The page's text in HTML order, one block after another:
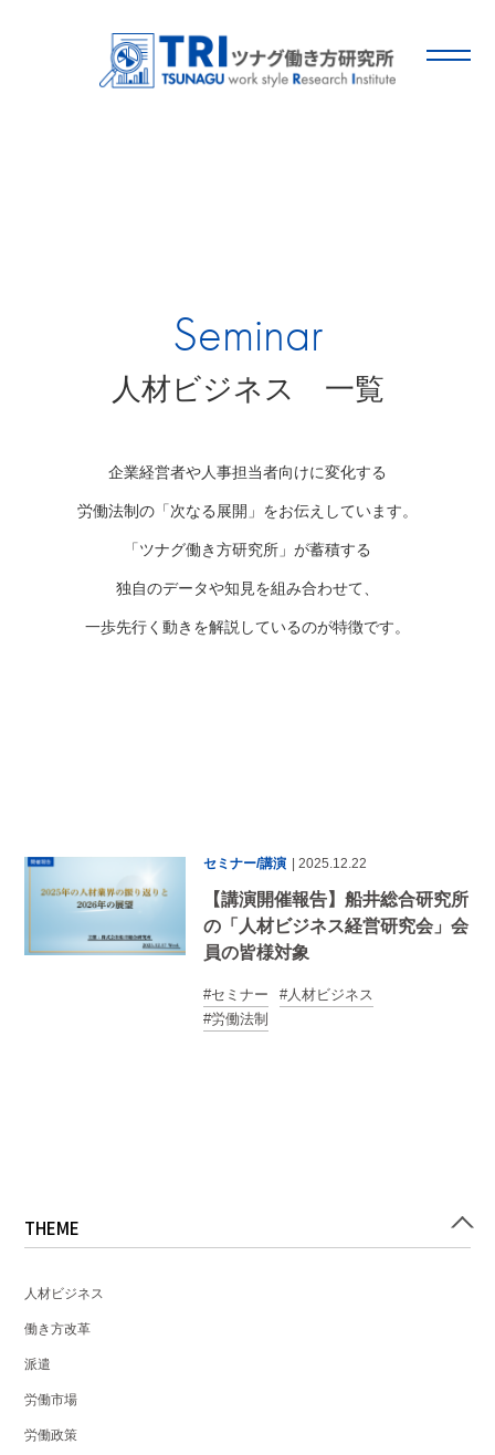
Seminar
人材ビジネス 一覧
企業経営者や人事担当者向けに変化する
労働法制の「次なる展開」をお伝えしています。
「ツナグ働き方研究所」が蓄積する
独自のデータや知見を組み合わせて、
一歩先行く動きを解説しているのが特徴です。
セミナー/講演 | 2025.12.22
【講演開催報告】船井総合研究所
の「人材ビジネス経営研究会」会
員の皆様対象
セミナー
人材ビジネス
労働法制
THEME
人材ビジネス
働き方改革
派遣
労働市場
労働政策